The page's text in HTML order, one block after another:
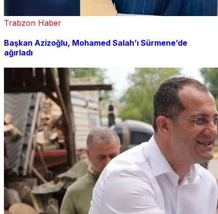
Trabzon Haber
Başkan Azizoğlu, Mohamed Salah’ı Sürmene’de
ağırladı